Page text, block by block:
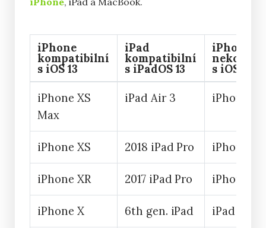
iPhone
kompatibilní
s iOS 13
iPad
kompatibilní
s iPadOS 13
iPhone a
s iOS 13
iPhone XS
Max
iPad Air 3 iPhone 5s
iPhone XS 2018 iPad Pro iPhone 6
iPhone XR 2017 iPad Pro iPhone 6
iPhone X 6th gen. iPad iPad Air